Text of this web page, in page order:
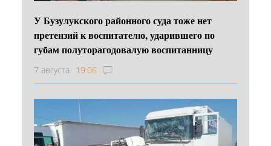
У Бузулукского районного суда тоже нет
претензий к воспитателю, ударившего по
губам полуторагодовалую воспитанницу
7 августа 19:06